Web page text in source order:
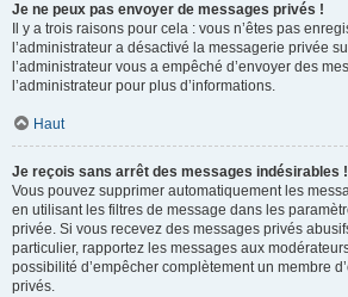
Je ne peux pas envoyer de messages privés !
Il y a trois raisons pour cela : vous n’êtes pas
l’administrateur a désactivé la messagerie privée
l’administrateur vous a empêché d’envoyer des
l’administrateur pour plus d’informations.
Haut
Je reçois sans arrêt des messages indésirables !
Vous pouvez supprimer automatiquement les
en utilisant les filtres de message dans les
privée. Si vous recevez des messages privés
particulier, rapportez les messages aux
possibilité d’empêcher complètement un membre
privés.